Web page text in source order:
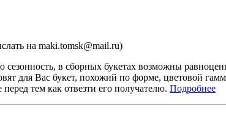
на maki.tomsk@mail.ru)
в сборных букетах возможны
для Вас букет, похожий по форме, цветовой
тем как отвезти его получателю. Подробнее